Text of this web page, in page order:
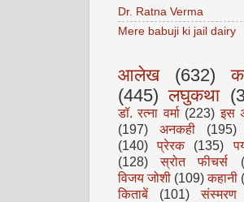
Dr. Ratna Verma
Mere babuji ki jail dairy
आलेख (632)
(445) लघुकथा
डॉ. रत्ना वर्मा (223) इस
(197)
अनकही (195)
(140)
प्रेरक (135)
(128)
स्रोत फीचर्स
विजय जोशी (109) कहानी
किताबें
(101) संस्मरण